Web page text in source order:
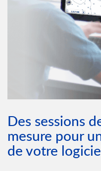
Des sessions
mesure pour
de votre